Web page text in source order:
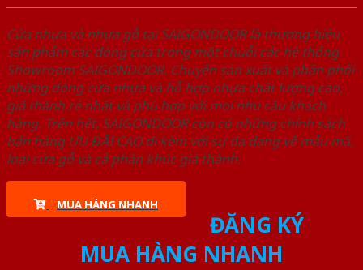
Cửa nhựa và nhựa gỗ tại SAIGONDOOR là thương hiệu
sản phẩm các dòng cửa trong một chuỗi các hệ thống
Showroom SAIGONDOOR. Chuyên sản xuất và phân phối
những dòng cửa nhựa và hỗ hợp nhựa chất lượng cao,
giá thành rẻ nhất và phù hợp với mọi nhu cầu khách
hàng. Trên hết, SAIGONDOOR còn có những chính sách
bán hàng ƯU ĐÃI CAO đi kèm với sự đa dạng về mẫu mã,
loại cửa gỗ và cả phân khúc giá thành.
MUA HÀNG NHANH
ĐĂNG KÝ
MUA HÀNG NHANH